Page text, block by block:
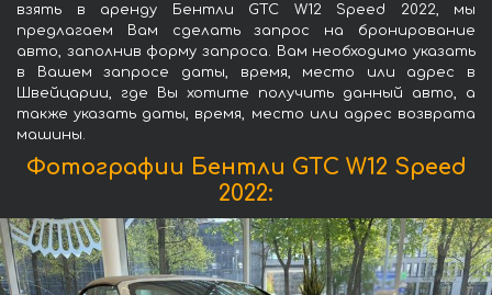
взять в аренду Бентли GTC W12 Speed 2022, мы
предлагаем Вам сделать запрос на бронирование
авто, заполнив форму запроса. Вам необходимо указать
в Вашем запросе даты, время, место или адрес в
Швейцарии, где Вы хотите получить данный авто, а
также указать даты, время, место или адрес возврата
машины.
Фотографии Бентли GTC W12 Speed
2022: